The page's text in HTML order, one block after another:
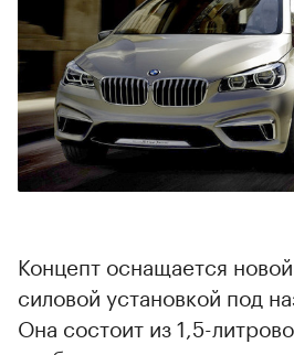
Концепт оснащается
силовой установкой под
Она состоит из 1,5-